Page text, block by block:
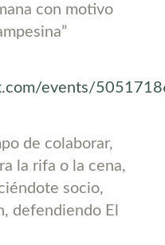
con motivo
events/
de colaborar,
la rifa o la cena,
socio,
defendiendo El